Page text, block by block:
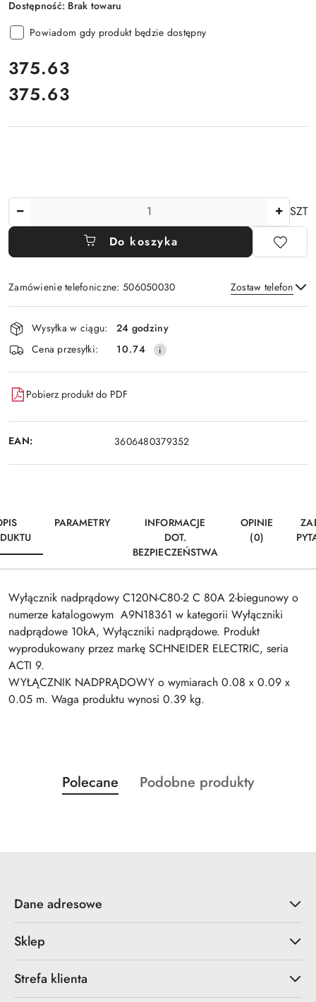
Dostępność: Brak towaru
Powiadom gdy produkt będzie dostępny
cena:
375.63
Cena:
375.63
SZT
Do koszyka
Zamówienie telefoniczne: 506050030 Zostaw telefon
Wyślij
Dostępność
i
dostawa
Wysyłka w ciągu:
24 godziny
Cena przesyłki:
10.74
Pobierz produkt do PDF
EAN: 3606480379352
PARAMETRY
INFORMACJE
DOT.
BEZPIECZEŃSTWA
OPINIE
(0)
Wyłącznik nadprądowy C120N-C80-2 C 80A 2-biegunowy o
numerze katalogowym A9N18361 w kategorii Wyłączniki
nadprądowe 10kA, Wyłączniki nadprądowe. Produkt
wyprodukowany przez markę SCHNEIDER ELECTRIC, seria
ACTI 9.
WYŁĄCZNIK NADPRĄDOWY o wymiarach 0.08 x 0.09 x
0.05 m. Waga produktu wynosi 0.39 kg.
Pomiń karuzelę produktów
Produkty
o
Polecane
Produkty
Podobne produkty
Dane adresowe
Sklep
Strefa klienta